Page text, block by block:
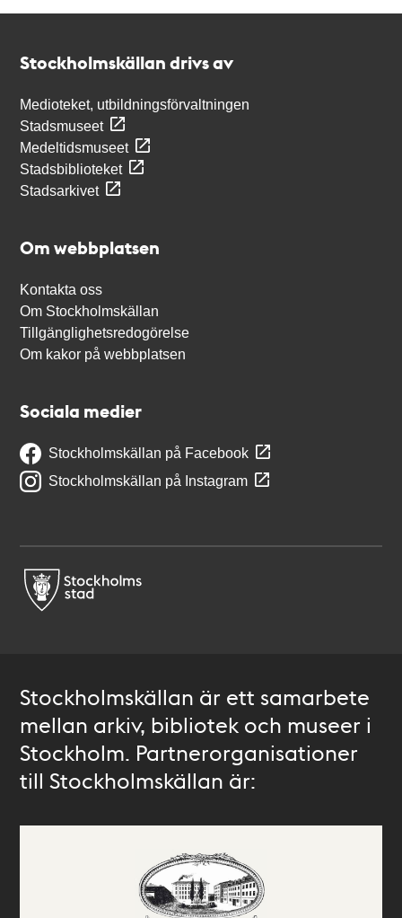
Stockholmskällan drivs av
Medioteket, utbildningsförvaltningen
Stadsmuseet
Medeltidsmuseet
Stadsbiblioteket
Stadsarkivet
Om webbplatsen
Kontakta oss
Om Stockholmskällan
Tillgänglighetsredogörelse
Om kakor på webbplatsen
Sociala medier
Stockholmskällan på Facebook
Stockholmskällan på Instagram
Stockholmskällan är ett samarbete
mellan arkiv, bibliotek och museer i
Stockholm. Partnerorganisationer
till Stockholmskällan är: